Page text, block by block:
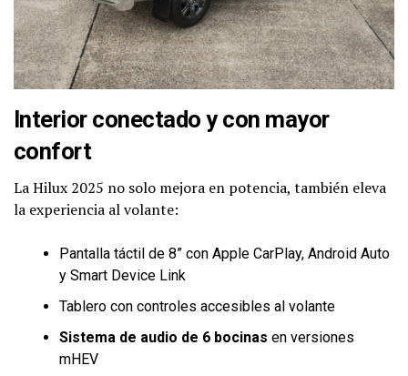
Interior conectado y con mayor
confort
La Hilux 2025 no solo mejora en potencia, también eleva
la experiencia al volante:
Pantalla táctil de 8” con Apple CarPlay, Android Auto
y Smart Device Link
Tablero con controles accesibles al volante
Sistema de audio de 6 bocinas en versiones
mHEV